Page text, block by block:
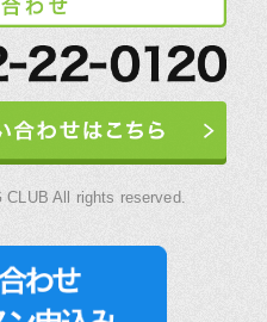
All rights reserved.